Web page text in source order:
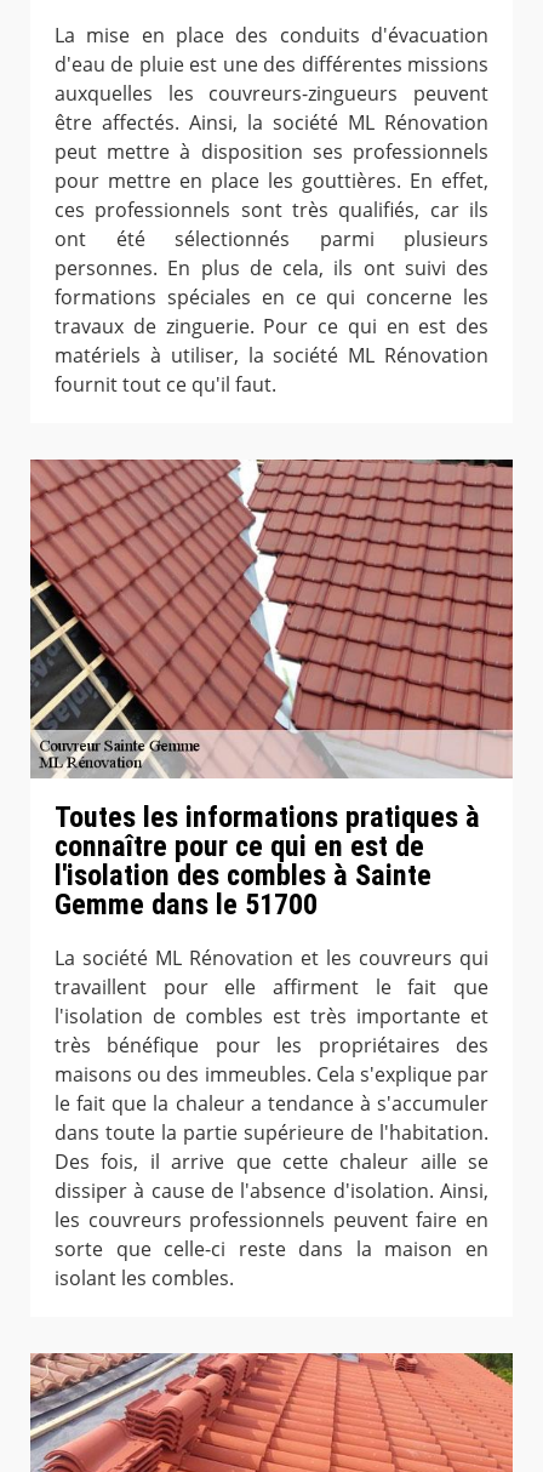
La mise en place des conduits d'évacuation
d'eau de pluie est une des différentes missions
auxquelles les couvreurs-zingueurs peuvent
être affectés. Ainsi, la société ML Rénovation
peut mettre à disposition ses professionnels
pour mettre en place les gouttières. En effet,
ces professionnels sont très qualifiés, car ils
ont été sélectionnés parmi plusieurs
personnes. En plus de cela, ils ont suivi des
formations spéciales en ce qui concerne les
travaux de zinguerie. Pour ce qui en est des
matériels à utiliser, la société ML Rénovation
fournit tout ce qu'il faut.
Toutes les informations pratiques à
connaître pour ce qui en est de
l'isolation des combles à Sainte
Gemme dans le 51700
La société ML Rénovation et les couvreurs qui
travaillent pour elle affirment le fait que
l'isolation de combles est très importante et
très bénéfique pour les propriétaires des
maisons ou des immeubles. Cela s'explique par
le fait que la chaleur a tendance à s'accumuler
dans toute la partie supérieure de l'habitation.
Des fois, il arrive que cette chaleur aille se
dissiper à cause de l'absence d'isolation. Ainsi,
les couvreurs professionnels peuvent faire en
sorte que celle-ci reste dans la maison en
isolant les combles.